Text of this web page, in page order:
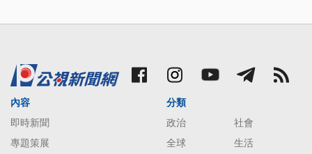
內容
即時新聞
專題策展
分類
政治
社會
全球
生活